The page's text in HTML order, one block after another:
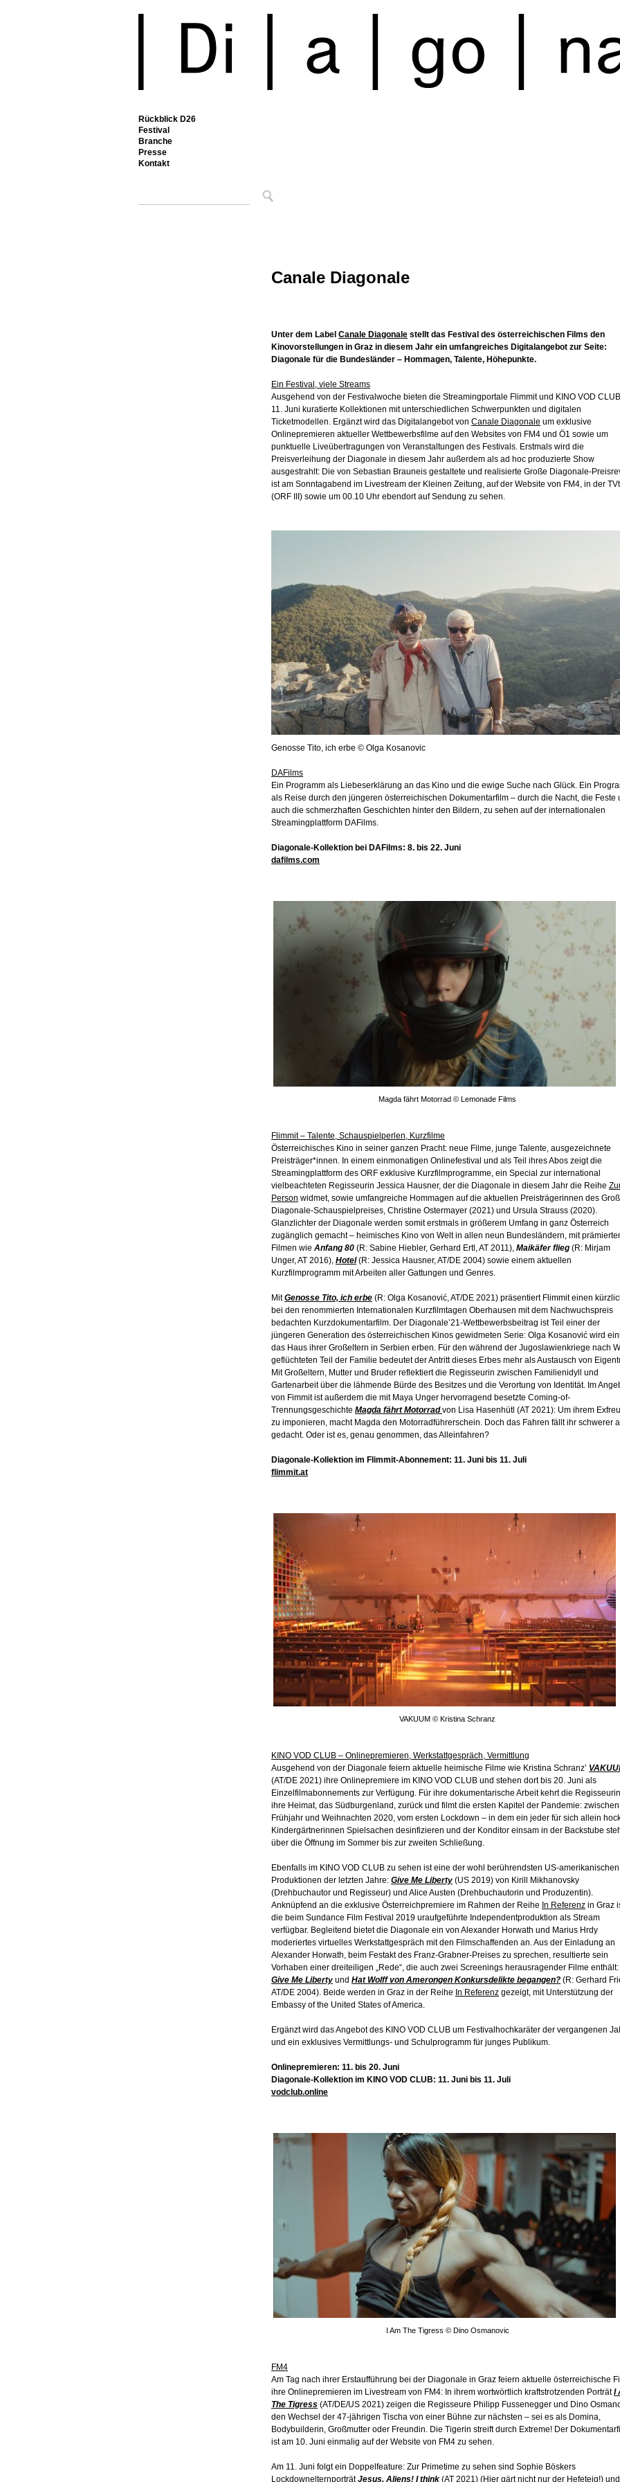
Rückblick D26
Festival
Branche
Presse
Kontakt
Canale Diagonale
Unter dem Label Canale Diagonale stellt das Festival des österreichischen Films den
Kinovorstellungen in Graz in diesem Jahr ein umfangreiches Digitalangebot zur Seite:
Diagonale für die Bundesländer – Hommagen, Talente, Höhepunkte.
Ein Festival, viele Streams
Ausgehend von der Festivalwoche bieten die Streamingportale Flimmit und KINO VOD
11. Juni kuratierte Kollektionen mit unterschiedlichen Schwerpunkten und digitalen
Ticketmodellen. Ergänzt wird das Digitalangebot von Canale Diagonale um exklusive
Onlinepremieren aktueller Wettbewerbsfilme auf den Websites von FM4 und Ö1 sowie um
punktuelle Liveübertragungen von Veranstaltungen des Festivals. Erstmals wird die
Preisverleihung der Diagonale in diesem Jahr außerdem als ad hoc produzierte Show
ausgestrahlt: Die von Sebastian Brauneis gestaltete und realisierte Große Diagonale-
ist am Sonntagabend im Livestream der Kleinen Zeitung, auf der Website von FM4, in der
(ORF III) sowie um 00.10 Uhr ebendort auf Sendung zu sehen.
Genosse Tito, ich erbe © Olga Kosanovic
DAFilms
Ein Programm als Liebeserklärung an das Kino und die ewige Suche nach Glück. Ein
als Reise durch den jüngeren österreichischen Dokumentarfilm – durch die Nacht, die Feste
auch die schmerzhaften Geschichten hinter den Bildern, zu sehen auf der internationalen
Streamingplattform DAFilms.
Diagonale-Kollektion bei DAFilms: 8. bis 22. Juni
dafilms.com
Magda fährt Motorrad © Lemonade Films
Flimmit – Talente, Schauspielperlen, Kurzfilme
Österreichisches Kino in seiner ganzen Pracht: neue Filme, junge Talente, ausgezeichnete
Preisträger*innen. In einem einmonatigen Onlinefestival und als Teil ihres Abos zeigt die
Streamingplattform des ORF exklusive Kurzfilmprogramme, ein Special zur international
vielbeachteten Regisseurin Jessica Hausner, der die Diagonale in diesem Jahr die Reihe
Person widmet, sowie umfangreiche Hommagen auf die aktuellen Preisträgerinnen des
Diagonale-Schauspielpreises, Christine Ostermayer (2021) und Ursula Strauss (2020).
Glanzlichter der Diagonale werden somit erstmals in größerem Umfang in ganz Österreich
zugänglich gemacht – heimisches Kino von Welt in allen neun Bundesländern, mit
Filmen wie Anfang 80 (R: Sabine Hiebler, Gerhard Ertl, AT 2011), Maikäfer flieg (R: Mirjam
Unger, AT 2016), Hotel(R: Jessica Hausner, AT/DE 2004) sowie einem aktuellen
Kurzfilmprogramm mit Arbeiten aller Gattungen und Genres.
MitGenosse Tito, ich erbe (R: Olga Kosanović, AT/DE 2021) präsentiert Flimmit einen
bei den renommierten Internationalen Kurzfilmtagen Oberhausen mit dem Nachwuchspreis
bedachten Kurzdokumentarfilm. Der Diagonale’21-Wettbewerbsbeitrag ist Teil einer der
jüngeren Generation des österreichischen Kinos gewidmeten Serie: Olga Kosanović wird
das Haus ihrer Großeltern in Serbien erben. Für den während der Jugoslawienkriege nach
geflüchteten Teil der Familie bedeutet der Antritt dieses Erbes mehr als Austausch von
Mit Großeltern, Mutter und Bruder reflektiert die Regisseurin zwischen Familienidyll und
Gartenarbeit über die lähmende Bürde des Besitzes und die Verortung von Identität. Im
von Fimmit ist außerdem die mit Maya Unger hervorragend besetzte Coming-of-
Trennungsgeschichte Magda fährt Motorradvon Lisa Hasenhütl (AT 2021): Um ihrem
zu imponieren, macht Magda den Motorradführerschein. Doch das Fahren fällt ihr schwerer
gedacht. Oder ist es, genau genommen, das Alleinfahren?
Diagonale-Kollektion im Flimmit-Abonnement: 11. Juni bis 11. Juli
flimmit.at
VAKUUM © Kristina Schranz
KINO VOD CLUB – Onlinepremieren, Werkstattgespräch, Vermittlung
Ausgehend von der Diagonale feiern aktuelle heimische Filme wie Kristina Schranz’
(AT/DE 2021) ihre Onlinepremiere im KINO VOD CLUB und stehen dort bis 20. Juni als
Einzelfilmabonnements zur Verfügung. Für ihre dokumentarische Arbeit kehrt die
ihre Heimat, das Südburgenland, zurück und filmt die ersten Kapitel der Pandemie: zwischen
Frühjahr und Weihnachten 2020, vom ersten Lockdown – in dem ein jeder für sich allein
Kindergärtnerinnen Spielsachen desinfizieren und der Konditor einsam in der Backstube
über die Öffnung im Sommer bis zur zweiten Schließung.
Ebenfalls im KINO VOD CLUB zu sehen ist eine der wohl berührendsten US-amerikanischen
Produktionen der letzten Jahre: Give Me Liberty (US 2019) von Kirill Mikhanovsky
(Drehbuchautor und Regisseur) und Alice Austen (Drehbuchautorin und Produzentin).
Anknüpfend an die exklusive Österreichpremiere im Rahmen der Reihe In Referenz in Graz
die beim Sundance Film Festival 2019 uraufgeführte Independentproduktion als Stream
verfügbar. Begleitend bietet die Diagonale ein von Alexander Horwath und Marius Hrdy
moderiertes virtuelles Werkstattgespräch mit den Filmschaffenden an. Aus der Einladung an
Alexander Horwath, beim Festakt des Franz-Grabner-Preises zu sprechen, resultierte sein
Vorhaben einer dreiteiligen „Rede“, die auch zwei Screenings herausragender Filme enthält:
Give Me Liberty und Hat Wolff von Amerongen Konkursdelikte begangen? (R: Gerhard
AT/DE 2004). Beide werden in Graz in der Reihe In Referenz gezeigt, mit Unterstützung der
Embassy of the United States of America.
Ergänzt wird das Angebot des KINO VOD CLUB um Festivalhochkaräter der vergangenen
und ein exklusives Vermittlungs- und Schulprogramm für junges Publikum.
Onlinepremieren: 11. bis 20. Juni
Diagonale-Kollektion im KINO VOD CLUB: 11. Juni bis 11. Juli
vodclub.online
I Am The Tigress © Dino Osmanovic
FM4
Am Tag nach ihrer Erstaufführung bei der Diagonale in Graz feiern aktuelle österreichische
ihre Onlinepremieren im Livestream von FM4: In ihrem wortwörtlich kraftstrotzenden PorträtI
The Tigress (AT/DE/US 2021) zeigen die Regisseure Philipp Fussenegger und Dino
den Wechsel der 47-jährigen Tischa von einer Bühne zur nächsten – sei es als Domina,
Bodybuilderin, Großmutter oder Freundin. Die Tigerin streift durch Extreme! Der
ist am 10. Juni einmalig auf der Website von FM4 zu sehen.
Am 11. Juni folgt ein Doppelfeature: Zur Primetime zu sehen sind Sophie Böskers
LockdownelternporträtJesus, Aliens! I think (AT 2021) (Hier gärt nicht nur der Hefeteig!) und